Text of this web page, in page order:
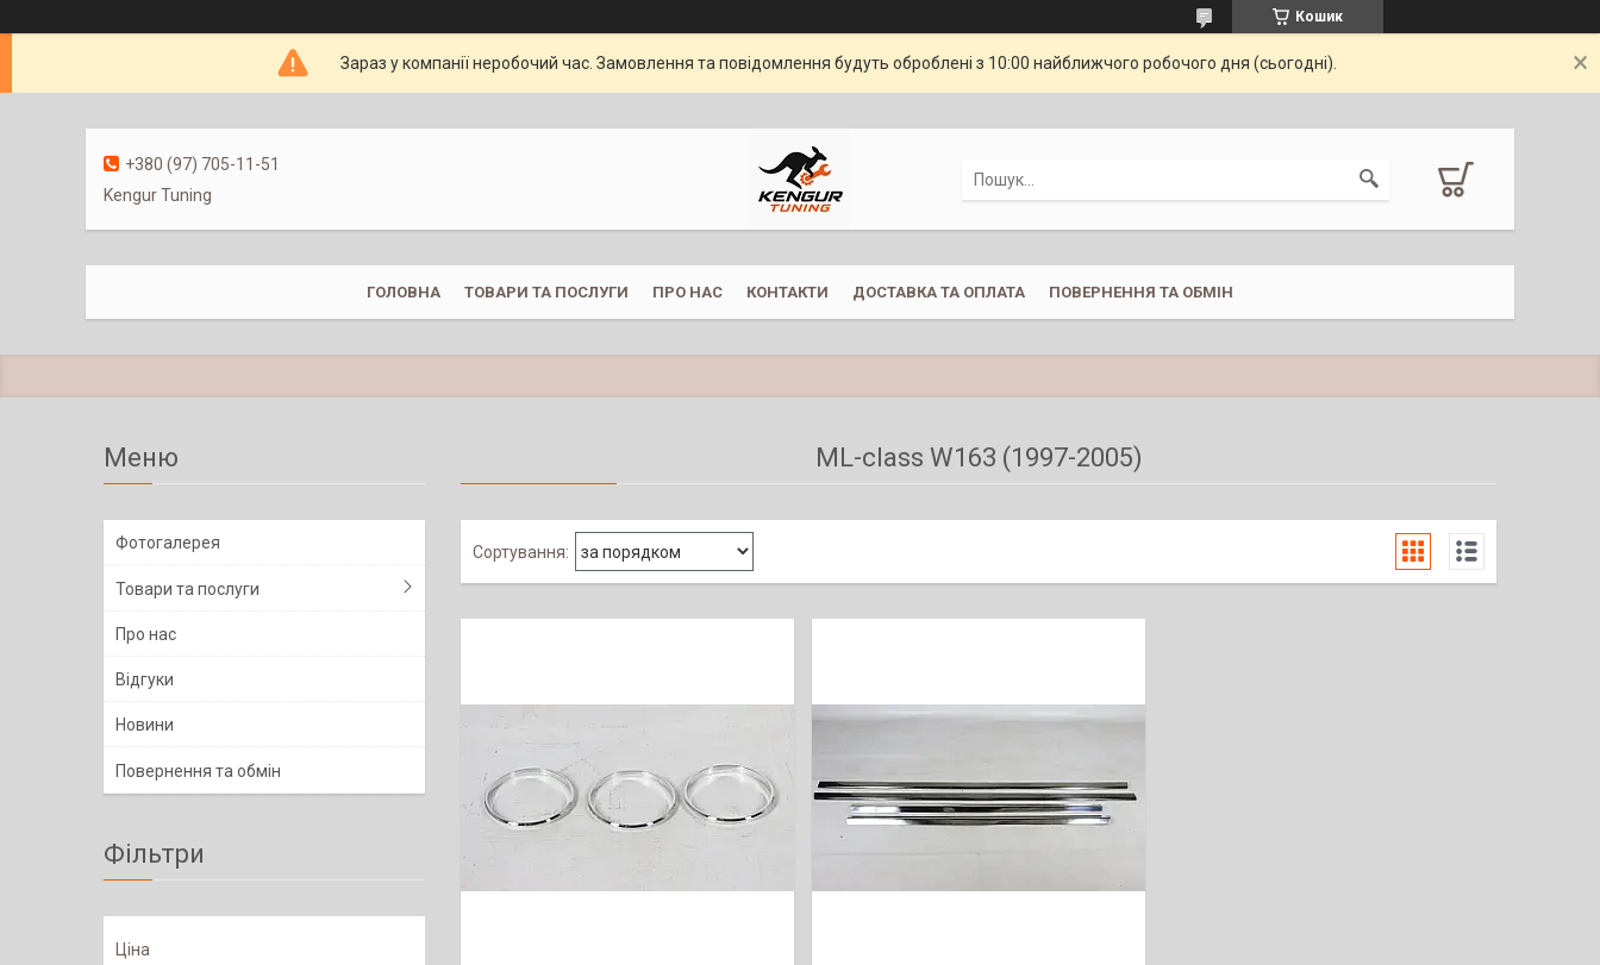
Кошик
Зараз у компанії неробочий час. Замовлення та повідомлення будуть оброблені з 10:00 найближчого робочого дня (сьогодні).
+380 (97) 705-11-51
Kengur Tuning
ГОЛОВНА ТОВАРИ ТА ПОСЛУГИ ПРО НАС КОНТАКТИ ДОСТАВКА ТА ОПЛАТА ПОВЕРНЕННЯ ТА ОБМІН
ML-class W163 (1997-2005)
Фотогалерея
Товари та послуги
Про нас
Відгуки
Новини
Повернення та обмін
Фільтри
Ціна